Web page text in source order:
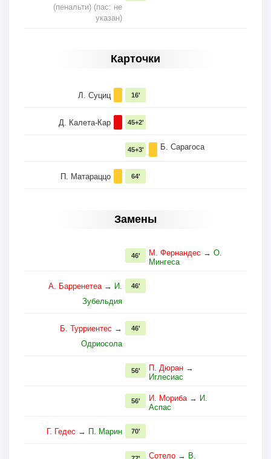
(пенальти) (пас: не
указан)
Карточки
Л. Суциц 16'
Д. Калета-Кар 45+2'
Б. Сарагоса
45+3'
П. Матараццо 64'
Замены
М. Фернандес → О.
Мингеса
46'
А. Барренетеа→ И.
Зубельдия
46'
Б. Турриентес →
Одриосола
46'
П. Дюран →
Иглесиас
56'
И. Мориба→ И.
Аспас
56'
Г. Гедес → П. Марин 70'
Сотело → В.